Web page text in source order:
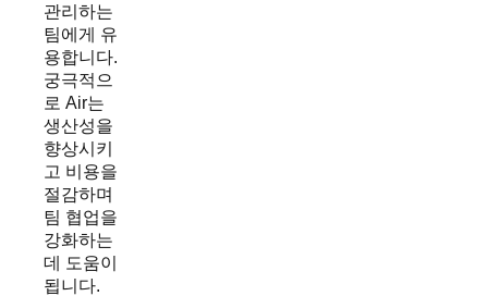
관리하는
팀에게 유
용합니다.
궁극적으
로 Air는
생산성을
향상시키
고 비용을
절감하며
팀 협업을
강화하는
데 도움이
됩니다.